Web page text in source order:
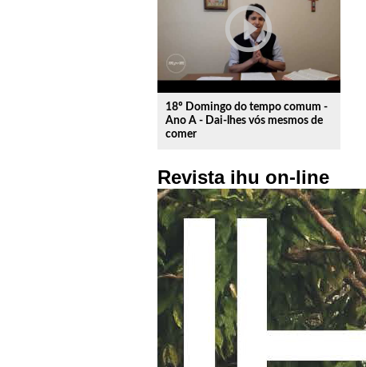
play_circle_outline
18º Domingo do tempo comum -
Ano A - Dai-lhes vós mesmos de
comer
Revista ihu on-line